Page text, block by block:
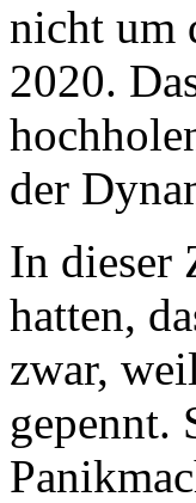
nicht um
2020.
der
In dieser
hatten,
zwar,
gepennt.